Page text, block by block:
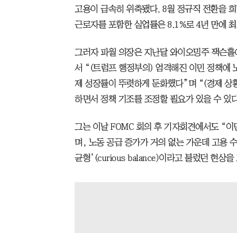
고용이 급속히 위축됐다. 8월 정규직 전환을
근로자를 포함한 실업률은 8.1%로 4년 만에
그러자 파월 의장은 지난달 와이오밍주 잭슨
서 “(트럼프 행정부의) 엄격해진 이민 정책에
제 성장률이 뚜렷하게 둔화했다”며 “(경제 상
하면서 정책 기조를 조정할 필요가 있을 수 있
그는 이날 FOMC 회의 후 기자회견에서도 “
며, 노동 공급 증가가 거의 없는 가운데 고용
균형’(curious balance)이라고 불렀던 현상